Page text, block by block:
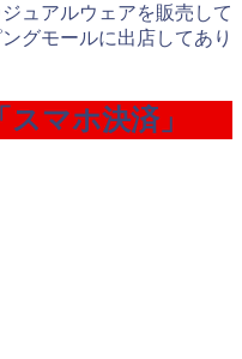
ュアルウェアを販売して
グモールに出店してあり
マホ決済」